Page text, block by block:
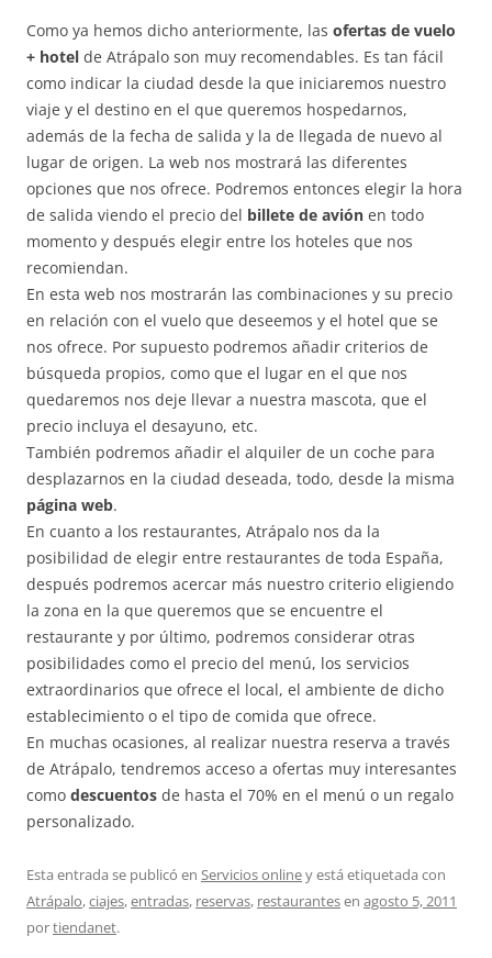
Como ya hemos dicho anteriormente, las ofertas de vuelo
+ hotel de Atrápalo son muy recomendables. Es tan fácil
como indicar la ciudad desde la que iniciaremos nuestro
viaje y el destino en el que queremos hospedarnos,
además de la fecha de salida y la de llegada de nuevo al
lugar de origen. La web nos mostrará las diferentes
opciones que nos ofrece. Podremos entonces elegir la hora
de salida viendo el precio del billete de avión en todo
momento y después elegir entre los hoteles que nos
recomiendan.
En esta web nos mostrarán las combinaciones y su precio
en relación con el vuelo que deseemos y el hotel que se
nos ofrece. Por supuesto podremos añadir criterios de
búsqueda propios, como que el lugar en el que nos
quedaremos nos deje llevar a nuestra mascota, que el
precio incluya el desayuno, etc.
También podremos añadir el alquiler de un coche para
desplazarnos en la ciudad deseada, todo, desde la misma
página web.
En cuanto a los restaurantes, Atrápalo nos da la
posibilidad de elegir entre restaurantes de toda España,
después podremos acercar más nuestro criterio eligiendo
la zona en la que queremos que se encuentre el
restaurante y por último, podremos considerar otras
posibilidades como el precio del menú, los servicios
extraordinarios que ofrece el local, el ambiente de dicho
establecimiento o el tipo de comida que ofrece.
En muchas ocasiones, al realizar nuestra reserva a través
de Atrápalo, tendremos acceso a ofertas muy interesantes
como descuentos de hasta el 70% en el menú o un regalo
personalizado.
Esta entrada se publicó en Servicios onliney está etiquetada con
Atrápalo,ciajes,entradas, reservas, restaurantesen agosto 5, 2011
portiendanet.